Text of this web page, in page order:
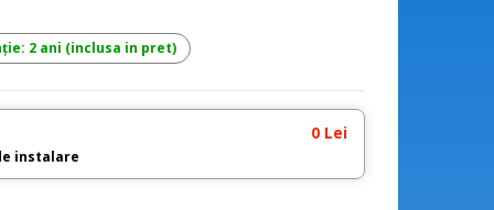
2 ani (inclusa in pret)
0 Lei
instalare